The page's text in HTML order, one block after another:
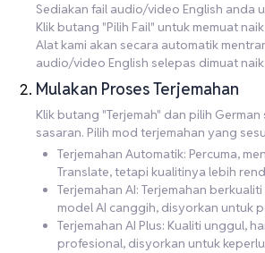
Sediakan fail audio/video English anda
Klik butang "Pilih Fail" untuk memuat
Alat kami akan secara automatik
audio/video English selepas dimuat naik.
Mulakan Proses Terjemahan
Klik butang "Terjemah" dan pilih
sasaran. Pilih mod terjemahan yang
Terjemahan Automatik: Percuma,
Translate, tetapi kualitinya lebih
Terjemahan AI: Terjemahan
model AI canggih, disyorkan untuk
Terjemahan AI Plus: Kualiti unggul,
profesional, disyorkan untuk